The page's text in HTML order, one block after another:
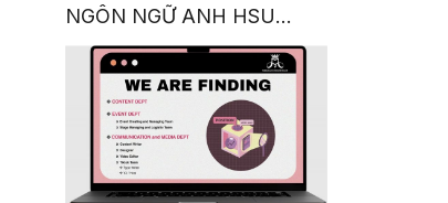
NGÔN NGỮ ANH HSU
GIÀNH QUÁN QUÂN
CUỘC THI GIỌNG NÓI
TRUYỀN CẢM HỨNG:
“OUR VOICE – OUR
CHOICE 2023”